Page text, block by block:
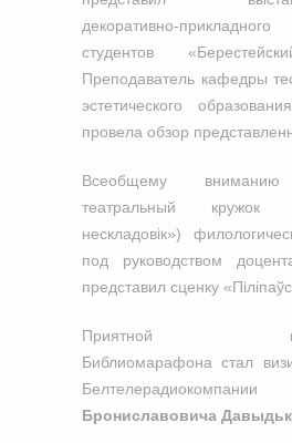
декоративно-
студентов
Преподаватель кафедры
эстетического
провела обзор
Всеобщему вниманию
театральный
нескладовік»)
под руководством
представил сценку
Приятной
Библиомарафона стал
Брониславовича